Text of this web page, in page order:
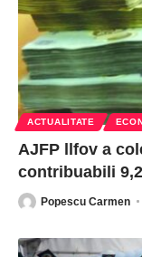
ACTUALITATE
AJFP llfov a
contribuabili
Popescu Carmen